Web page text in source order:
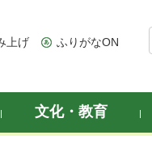
上げ ふりがなON
文化・教育